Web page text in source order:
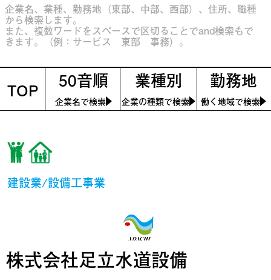
企業名、業種、勤務地（東部、中部、西部）、住所、職種
から検索します。
また、複数ワードをスペースで区切ることでand検索もで
きます。（例：サービス 東部 事務）。
TOP 50音順
企業名で検索
業種別
企業の種類で検索
勤務地
働く地域で検索
建設業/設備工事業
株式会社足立水道設備